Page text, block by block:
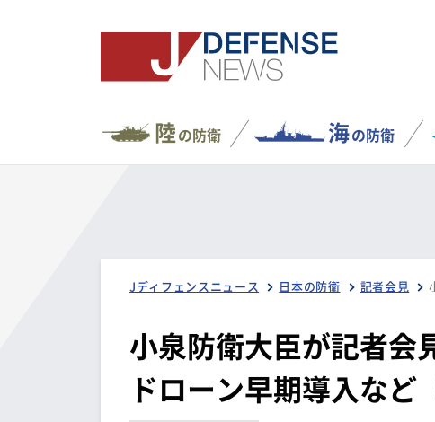
陸の防衛 海の防衛
Jディフェンスニュース 日本の防衛 記者会見
小泉防衛大臣が記者
ドローン早期導入など